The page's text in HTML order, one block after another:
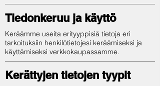
Tiedonkeruu ja käyttö
Keräämme useita erityyppisiä tietoja eri
tarkoituksiin henkilötietojesi keräämiseksi ja
käyttämiseksi verkkokaupassamme.
Kerättyjen tietojen tyypit